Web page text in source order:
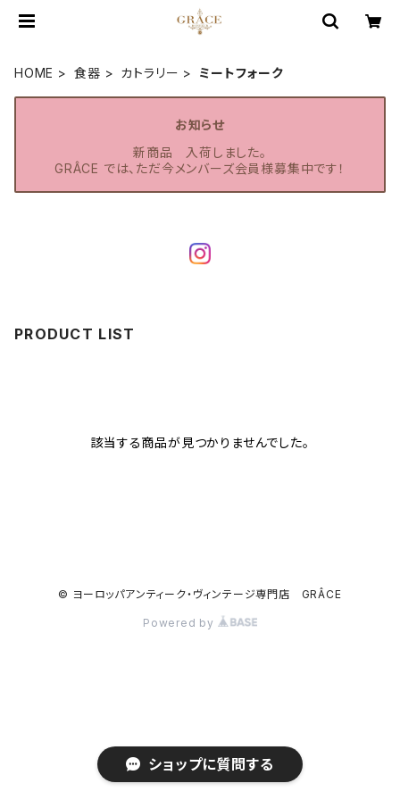
HOME 食器 カトラリー ミートフォーク
お知らせ
新商品 入荷しました。
GRÂCE では、ただ今メンバーズ会員様募集中です！
PRODUCT LIST
該当する商品が見つかりませんでした。
© ヨーロッパアンティーク・ヴィンテージ専門店 GRÂCE
Powered by
ショップに質問する